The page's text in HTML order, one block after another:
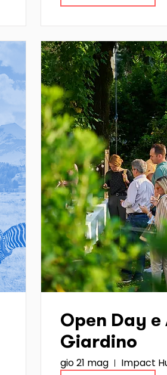
Open Day
Giardino
gio 21 mag Impact